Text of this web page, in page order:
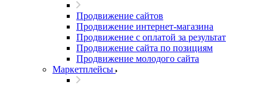
Продвижение сайтов
Продвижение интернет-магазина
Продвижение с оплатой за результат
Продвижение сайта по позициям
Продвижение молодого сайта
Маркетплейсы